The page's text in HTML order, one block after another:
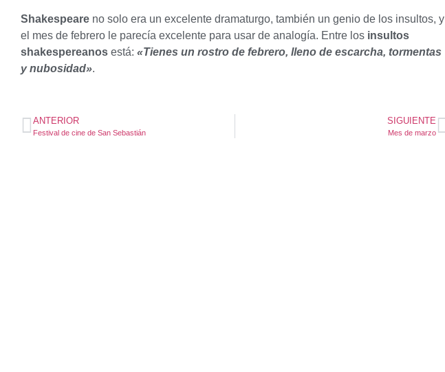
Shakespeare no solo era un excelente dramaturgo, también un genio de los insultos, y
el mes de febrero le parecía excelente para usar de analogía. Entre los insultos
shakespereanos está: «Tienes un rostro de febrero, lleno de escarcha, tormentas
y nubosidad».
ANTERIOR
Festival de cine de San Sebastián
SIGUIENTE
Mes de marzo